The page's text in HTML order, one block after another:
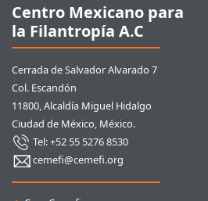
Centro Mexicano para
la Filantropía A.C
Cerrada de Salvador Alvarado 7
Col. Escandón
11800, Alcaldía Miguel Hidalgo
Ciudad de México, México.
Tel: +52 55 5276 8530
cemefi@cemefi.org
Enlaces rápidos